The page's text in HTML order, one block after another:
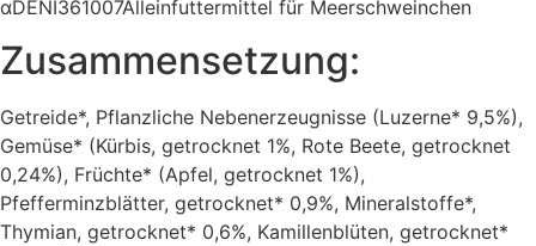
αDENI361007Alleinfuttermittel für Meerschweinchen
Zusammensetzung:
Getreide*, Pflanzliche Nebenerzeugnisse (Luzerne* 9,5%),
Gemüse* (Kürbis, getrocknet 1%, Rote Beete, getrocknet
0,24%), Früchte* (Apfel, getrocknet 1%),
Pfefferminzblätter, getrocknet* 0,9%, Mineralstoffe*,
Thymian, getrocknet* 0,6%, Kamillenblüten, getrocknet*